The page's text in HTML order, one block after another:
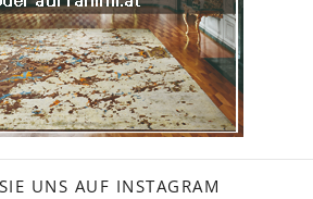
UNS AUF INSTAGRAM